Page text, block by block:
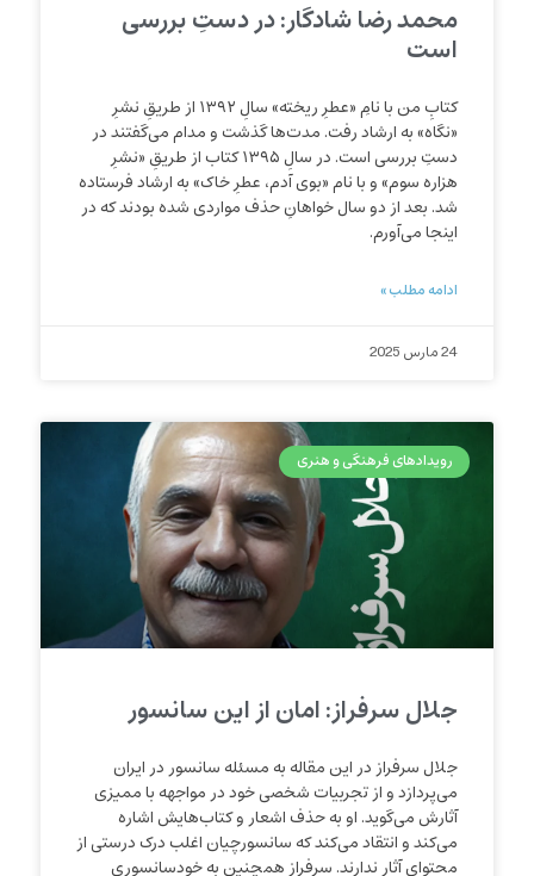
محمد رضا شادگار: در دستِ بررسی
است
کتابِ من با نامِ «عطرِ ریخته» سالِ ۱۳۹۲ از طریقِ نشرِ
«نگاه» به ارشاد رفت. مدت‌ها گذشت و مدام می‌گفتند در
دستِ‌ بررسی است. در سالِ ۱۳۹۵ کتاب از طریقِ «نشرِ
هزاره سوم» و با نام «بوی آدم، عطرِ خاک» به ارشاد فرستاده
شد. بعد از دو سال خواهانِ حذف مواردی شده بودند که در
اینجا می‌آورم.
ادامه مطلب »
24 مارس 2025
رویدادهای فرهنگی و هنری
جلال سرفراز: امان از این سانسور
جلال سرفراز در این مقاله به مسئله سانسور در ایران
می‌پردازد و از تجربیات شخصی خود در مواجهه با ممیزی
آثارش می‌گوید. او به حذف اشعار و کتاب‌هایش اشاره
می‌کند و انتقاد می‌کند که سانسورچیان اغلب درک درستی از
محتوای آثار ندارند. سرفراز همچنین به خودسانسوری